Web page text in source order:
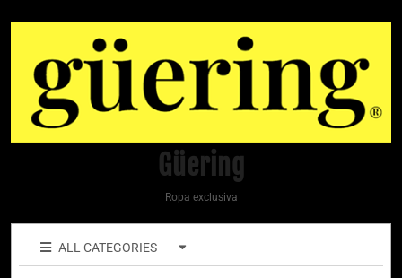
Güering
Ropa exclusiva
ALL CATEGORIES